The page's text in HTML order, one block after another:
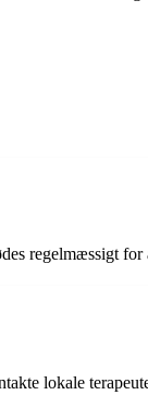
regelmæssigt
lokale